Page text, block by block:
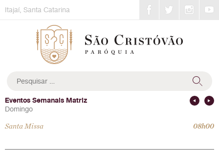
toItajaí, Santa Catarina
por:
Eventos Semanais Matriz
Domingo
Santa Missa 08h00
Domingo
Santa Missa 10h00